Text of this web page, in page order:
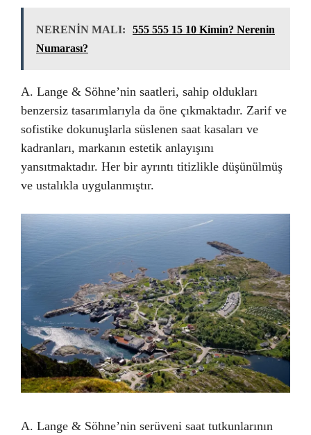
NERENİN MALI:
555 555 15 10 Kimin? Nerenin
Numarası?
A. Lange & Söhne’nin saatleri, sahip oldukları
benzersiz tasarımlarıyla da öne çıkmaktadır. Zarif ve
sofistike dokunuşlarla süslenen saat kasaları ve
kadranları, markanın estetik anlayışını
yansıtmaktadır. Her bir ayrıntı titizlikle düşünülmüş
ve ustalıkla uygulanmıştır.
A. Lange & Söhne’nin serüveni saat tutkunlarının